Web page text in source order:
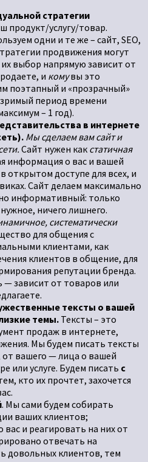
стратегии
продукт/услугу/товар.
одни и те же – сайт, SEO,
продвижения могут
выбор напрямую зависит от
и комувы это
поэтапный и «прозрачный»
период времени
– 1 год).
в интернете
Мы сделаем вам сайт и
Сайт нужен как статичная
информация о вас и вашей
открытом доступе для всех, и
Сайт делаем максимально
информативный: только
ничего лишнего.
систематически
для общения с
клиентами, как
клиентов в общение, для
репутации бренда.
— зависит от товаров или
тексты о вашей
темы.Тексты – это
продаж в интернете,
Мы будем писать тексты
вашего — лица о вашей
или услуге. Будем писать с
кто их прочтет, захочется
. Мы сами будем собирать
ваших клиентов;
и реагировать на них от
отвечать на
довольных клиентов, тем